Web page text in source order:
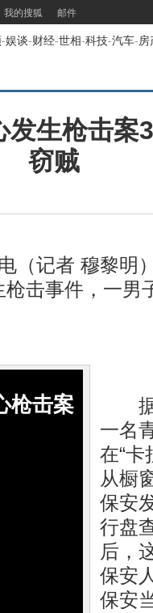
我的搜狐 邮件
-娱谈-财经-世相-科技-汽车-房
发生枪击案
窃贼
记者 穆黎明
击事件，一男
枪击案
据
一名
在“卡
从橱
保安
行盘
后，
保安
保安